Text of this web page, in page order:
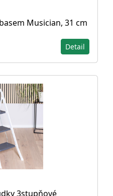
Musician, 31 cm
Detail
3stupňové